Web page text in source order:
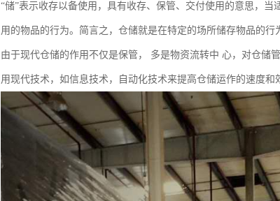
“储”表示收存以备使用，具有收存、保管、交付使用的意思，
用的物品的行为。简言之，仓储就是在特定的场所储存物品的行
由于现代仓储的作用不仅是保管， 多是物资流转中 心，对仓储
用现代技术，如信息技术，自动化技术来提高仓储运作的速度和